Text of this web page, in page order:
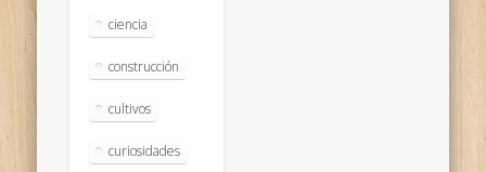
ciencia
construcción
cultivos
curiosidades